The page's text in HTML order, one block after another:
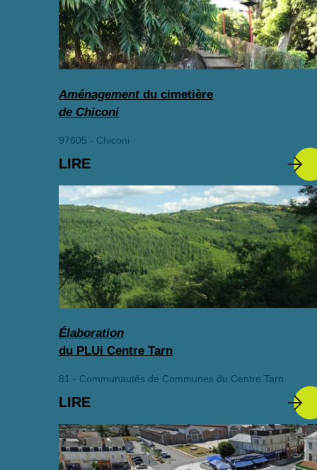
Aménagement du cimetière
de Chiconi
97605 - Chiconi
LIRE
Élaboration
du PLUi Centre Tarn
81 - Communautés de Communes du Centre Tarn
LIRE